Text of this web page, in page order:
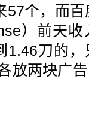
57个，而
）前天收
1.46刀的
放两块广